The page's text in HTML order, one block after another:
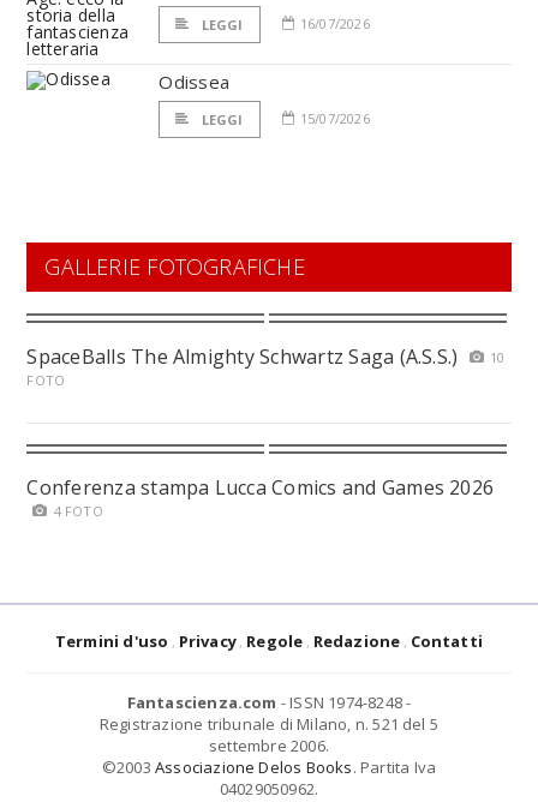
LEGGI 16/07/2026
Odissea
LEGGI 15/07/2026
GALLERIE FOTOGRAFICHE
SpaceBalls The Almighty Schwartz Saga (A.S.S.)
10
FOTO
Conferenza stampa Lucca Comics and Games 2026
4 FOTO
Termini d'uso Privacy Regole Redazione Contatti
Fantascienza.com - ISSN 1974-8248 -
Registrazione tribunale di Milano, n. 521 del 5
settembre 2006.
©2003 Associazione Delos Books. Partita Iva
04029050962.